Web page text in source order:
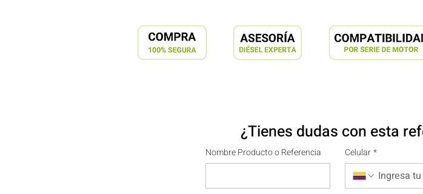
¿Tienes dudas con esta
Nombre Producto o Referencia Celular *